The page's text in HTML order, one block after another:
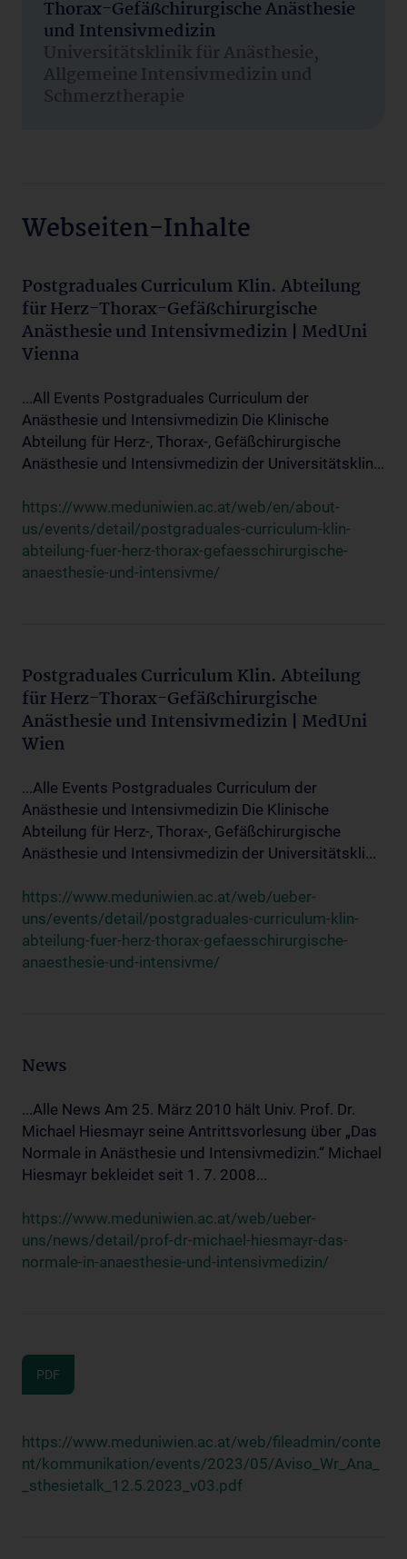
Thorax-Gefäßchirurgische Anästhesie
und Intensivmedizin
Universitätsklinik für Anästhesie,
Allgemeine Intensivmedizin und
Schmerztherapie
Webseiten-Inhalte
Postgraduales Curriculum Klin. Abteilung
für Herz-Thorax-Gefäßchirurgische
Anästhesie und Intensivmedizin | MedUni
Vienna
...All Events Postgraduales Curriculum der
Anästhesie und Intensivmedizin Die Klinische
Abteilung für Herz-, Thorax-, Gefäßchirurgische
Anästhesie und Intensivmedizin der Universitätsklin...
https://www.meduniwien.ac.at/web/en/about-
us/events/detail/postgraduales-curriculum-klin-
abteilung-fuer-herz-thorax-gefaesschirurgische-
anaesthesie-und-intensivme/
Postgraduales Curriculum Klin. Abteilung
für Herz-Thorax-Gefäßchirurgische
Anästhesie und Intensivmedizin | MedUni
Wien
...Alle Events Postgraduales Curriculum der
Anästhesie und Intensivmedizin Die Klinische
Abteilung für Herz-, Thorax-, Gefäßchirurgische
Anästhesie und Intensivmedizin der Universitätskli...
https://www.meduniwien.ac.at/web/ueber-
uns/events/detail/postgraduales-curriculum-klin-
abteilung-fuer-herz-thorax-gefaesschirurgische-
anaesthesie-und-intensivme/
News
...Alle News Am 25. März 2010 hält Univ. Prof. Dr.
Michael Hiesmayr seine Antrittsvorlesung über „Das
Normale in Anästhesie und Intensivmedizin.“ Michael
Hiesmayr bekleidet seit 1. 7. 2008...
https://www.meduniwien.ac.at/web/ueber-
uns/news/detail/prof-dr-michael-hiesmayr-das-
normale-in-anaesthesie-und-intensivmedizin/
PDF
https://www.meduniwien.ac.at/web/fileadmin/conte
nt/kommunikation/events/2023/05/Aviso_Wr_Ana_
_sthesietalk_12.5.2023_v03.pdf